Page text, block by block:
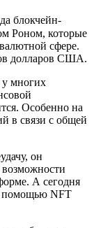
блокчейн-
Роном, которые
сфере.
долларов США.
у многих
Особенно на
в связи с общей
он
возможности
А сегодня
помощью NFT